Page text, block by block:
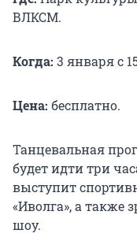
ВЛКСМ.
Когда: 3 января с
Цена: бесплатно.
Танцевальная
будет идти три
выступит
«Иволга», а также
шоу.